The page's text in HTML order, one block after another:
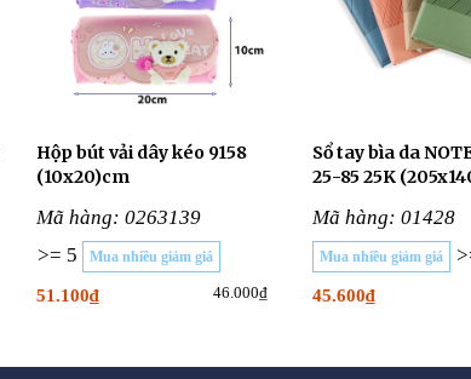
Hộp bút vải dây kéo 9158
(10x20)cm
Mã hàng: 0263139
>= 5
Mua nhiều giảm giá
51.100₫ 46.000₫
Sổ tay bìa da
25-85 25K
Mã hàng: 01428
Mua nhiều giảm giá
45.600₫